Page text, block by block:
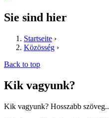
Sie sind hier
Startseite ›
Közösség ›
Back to top
Kik vagyunk?
Kik vagyunk? Hosszabb szöveg..